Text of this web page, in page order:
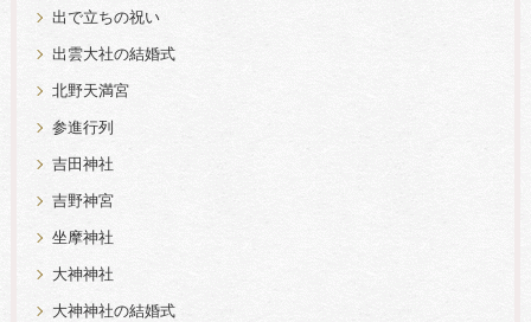
出で立ちの祝い
出雲大社の結婚式
北野天満宮
参進行列
吉田神社
吉野神宮
坐摩神社
大神神社
大神神社の結婚式